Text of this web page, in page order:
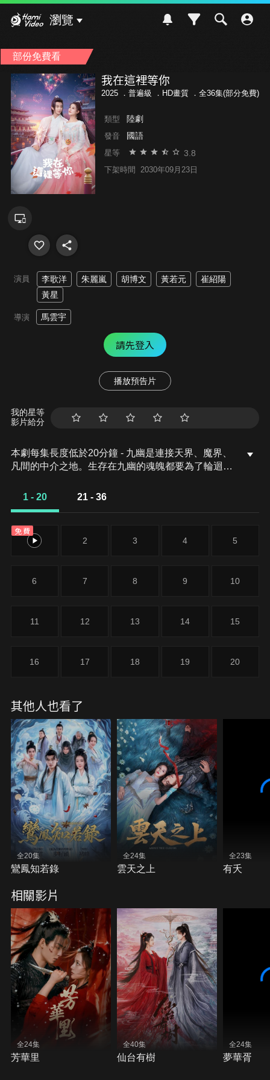
瀏覽
部份免費看
我在這裡等你
2025 ． 普遍級 ．HD畫質 ．全36集(部分免費)
類型 陸劇
發音 國語
星等 3.8
下架時間 2030年09月23日
演員 李歌洋 朱麗嵐 胡博文 黃若元
崔紹陽
黃星
導演 馬雲宇
請先登入
播放預告片
我的星等
影片給分
本劇每集長度低於20分鐘 - 九幽是連接天界、魔界、
凡間的中介之地。生存在九幽的魂魄都要為了輪迴轉
根據修煉結果優劣選擇不同命格。幽魂彤楓以為自己
轉世去人間。不明所以的彤楓只能踏上了修煉之路，
穿梭於古代、民國、現代的不同時空，隨之也逐漸揭
1 - 20 21 - 36
免費
1 2 3 4 5
6 7 8 9 10
11 12 13 14 15
16 17 18 19 20
其他人也看了
全20集
鸞鳳知若錄
全24集
雲天之上
全23集
有夭
相關影片
全24集
芳華里
全40集
仙台有樹
全24集
夢華胥